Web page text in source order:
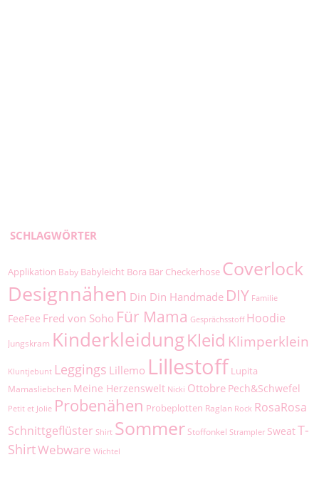
SCHLAGWÖRTER
Applikation Baby Babyleicht Bora Bär Checkerhose Coverlock
Designnähen Din Din Handmade DIY Familie
FeeFee Fred von Soho Für Mama Gesprächsstoff Hoodie
Jungskram KinderkleidungKleid Klimperklein
Kluntjebunt Leggings Lillemo Lillestoff Lupita
Mamasliebchen Meine Herzenswelt Nicki Ottobre Pech&Schwefel
Petit et Jolie Probenähen Probeplotten Raglan Rock RosaRosa
Schnittgeflüster Shirt Sommer Stoffonkel Strampler SweatT-
ShirtWebware Wichtel